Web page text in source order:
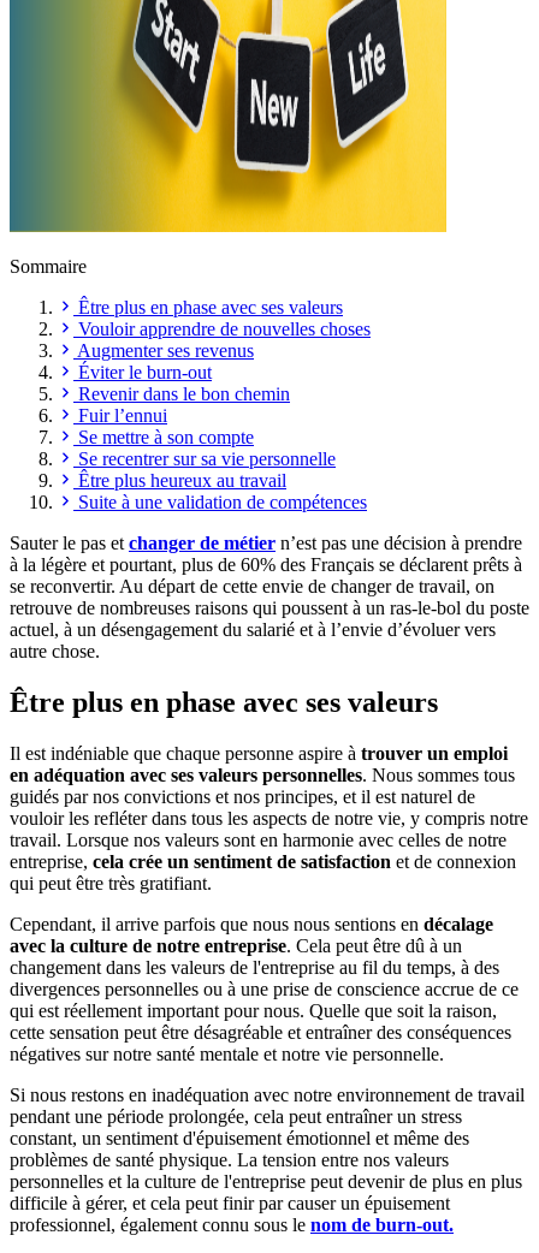
Sommaire
Être plus en phase avec ses valeurs
Vouloir apprendre de nouvelles choses
Augmenter ses revenus
Éviter le burn-out
Revenir dans le bon chemin
Fuir l’ennui
Se mettre à son compte
Se recentrer sur sa vie personnelle
Être plus heureux au travail
Suite à une validation de compétences
Sauter le pas et changer de métier n’est pas une décision à prendre
à la légère et pourtant, plus de 60% des Français se déclarent prêts à
se reconvertir. Au départ de cette envie de changer de travail, on
retrouve de nombreuses raisons qui poussent à un ras-le-bol du poste
actuel, à un désengagement du salarié et à l’envie d’évoluer vers
autre chose.
Être plus en phase avec ses valeurs
Il est indéniable que chaque personne aspire à trouver un emploi
en adéquation avec ses valeurs personnelles. Nous sommes tous
guidés par nos convictions et nos principes, et il est naturel de
vouloir les refléter dans tous les aspects de notre vie, y compris notre
travail. Lorsque nos valeurs sont en harmonie avec celles de notre
entreprise, cela crée un sentiment de satisfaction et de connexion
qui peut être très gratifiant.
Cependant, il arrive parfois que nous nous sentions en décalage
avec la culture de notre entreprise. Cela peut être dû à un
changement dans les valeurs de l'entreprise au fil du temps, à des
divergences personnelles ou à une prise de conscience accrue de ce
qui est réellement important pour nous. Quelle que soit la raison,
cette sensation peut être désagréable et entraîner des conséquences
négatives sur notre santé mentale et notre vie personnelle.
Si nous restons en inadéquation avec notre environnement de travail
pendant une période prolongée, cela peut entraîner un stress
constant, un sentiment d'épuisement émotionnel et même des
problèmes de santé physique. La tension entre nos valeurs
personnelles et la culture de l'entreprise peut devenir de plus en plus
difficile à gérer, et cela peut finir par causer un épuisement
professionnel, également connu sous le nom de burn-out.